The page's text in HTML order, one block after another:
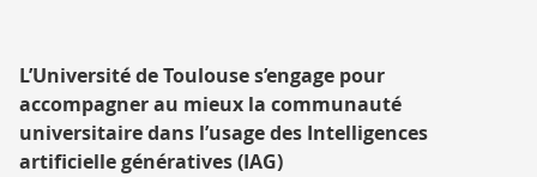
ATOUTS
INTELLIGENCE
ARTIFICIELLE
L’Université de Toulouse s’engage pour
accompagner au mieux la communauté
universitaire dans l’usage des Intelligences
artificielle génératives (IAG)